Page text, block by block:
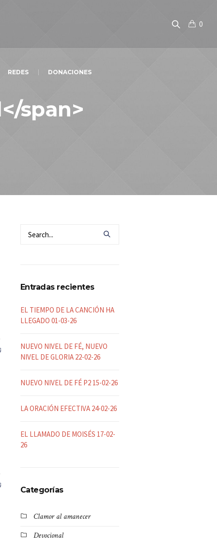
0
REDES DONACIONES
span>
Entradas recientes
EL TIEMPO DE LA CANCIÓN HA
LLEGADO 01-03-26
NUEVO NIVEL DE FÉ, NUEVO
NIVEL DE GLORIA 22-02-26
NUEVO NIVEL DE FÉ P2 15-02-26
LA ORACIÓN EFECTIVA 24-02-26
EL LLAMADO DE MOISÉS 17-02-
26
Categorías
Clamor al amanecer
Devocional